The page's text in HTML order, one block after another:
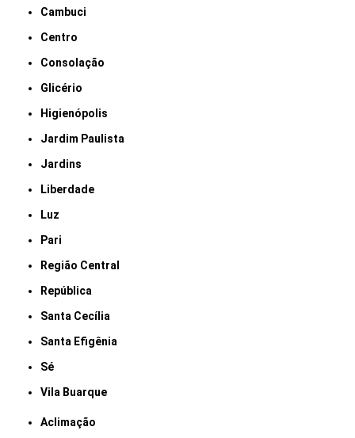
Cambuci
Centro
Consolação
Glicério
Higienópolis
Jardim Paulista
Jardins
Liberdade
Luz
Pari
Região Central
República
Santa Cecília
Santa Efigênia
Sé
Vila Buarque
Aclimação